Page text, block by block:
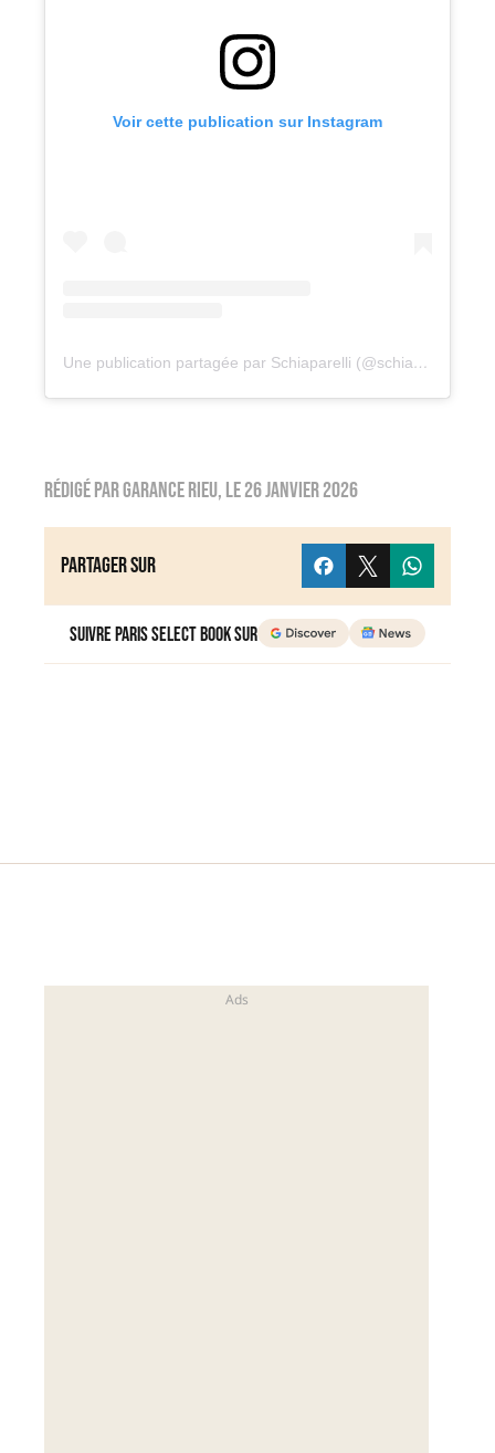
Voir cette publication sur Instagram
Une publication partagée par Schiaparelli (@schiaparelli)
Rédigé parGarance Rieu, le26 janvier 2026
Partager sur
Suivre Paris Select Book sur